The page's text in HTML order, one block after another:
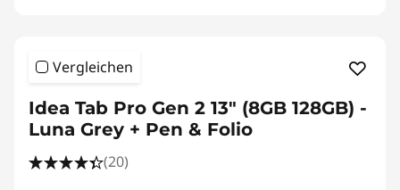
Vergleichen
Idea Tab Pro Gen 2 13" (8GB 128GB) -
Luna Grey + Pen & Folio
(20)